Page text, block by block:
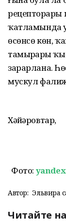
рецепторҙары
ҡатламында
өсөнсө көн,
тамырҙарҙы
зарарлана.
мускул
Хәйҙәровтар,
Фото:
Автор: Эльвира
Читайте